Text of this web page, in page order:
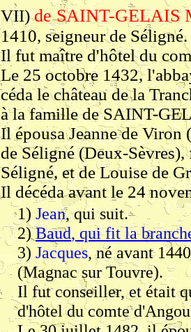
VII)de SAINT-GELAIS
1410, seigneur de Séligné.
Il fut maître d'hôtel du
Le 25 octobre 1432,
céda le château de la
à la famille de SAINT-
Il épousa Jeanne de Viron
de Séligné (Deux-
Séligné, et de Louise de
Il décéda avant le 24
1) Jean, qui suit.
2)Baud, qui fit la
3) Jacques, né avant
(Magnac sur Touvre).
Il fut conseiller, et était
d'hôtel du comte